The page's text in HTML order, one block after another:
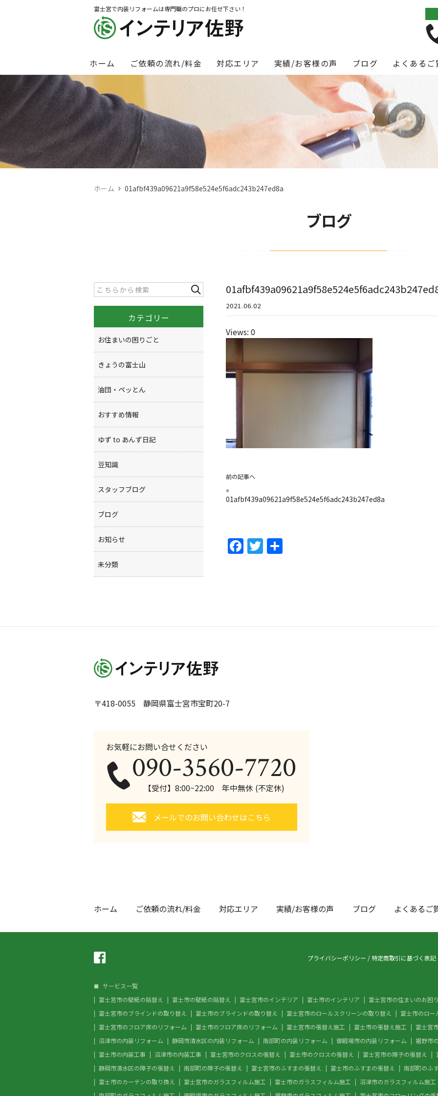
富士宮で内装リフォームは専門職のプロにお任せ下さい！
ホーム ご依頼の流れ/料金 対応エリア 実績/お客様の声 ブログ よくあるご
ホーム 01afbf439a09621a9f58e524e5f6adc243b247ed8a
ブログ
2021.06.02
Views: 0
前の記事へ
«
01afbf439a09621a9f58e524e5f6adc243b247ed8a
F
o
T
カテゴリー
お住まいの困りごと
きょうの富士山
油団・ペッとん
おすすめ情報
ゆず to あんず日記
豆知識
スタッフブログ
ブログ
お知らせ
未分類
〒418-0055 静岡県富士宮市宝町20-7
お気軽にお問い合せください
090-3560-7720
【受付】8:00~22:00 年中無休 (不定休)
メールでのお問い合わせはこちら
ホーム ご依頼の流れ/料金 対応エリア 実績/お客様の声 ブログ よくあるご
プライバシーポリシー /特定商取引に基づく表記
サービス一覧
富士宮市の壁紙の貼替え
富士市の壁紙の貼替え 富士宮市のインテリア 富士市のインテリア
富士宮市の住まいのお困
富士宮市のブラインドの取り替え
富士市のブラインドの取り替え 富士宮市のロールスクリーンの取り替え
富士市のロー
富士宮市のフロア床のリフォーム
富士市のフロア床のリフォーム 富士宮市の張替え施工 富士市の張替え施工
富士宮
沼津市の内装リフォーム
静岡市清水区の内装リフォーム 南部町の内装リフォーム 御殿場市の内装リフォーム
裾野市
富士市の内装工事
沼津市の内装工事 富士宮市のクロスの張替え 富士市のクロスの張替え 富士宮市の障子の張替え
静岡市清水区の障子の張替え
南部町の障子の張替え 富士宮市のふすまの張替え 富士市のふすまの張替え
南部町のふ
富士市のカーテンの取り換え
富士宮市のガラスフィルム施工 富士市のガラスフィルム施工
沼津市のガラスフィルム施工